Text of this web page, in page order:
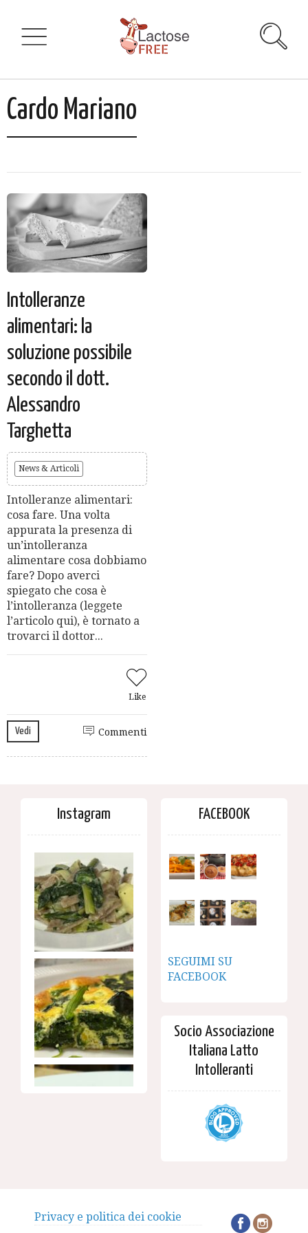
Cardo Mariano
Intolleranze
alimentari: la
soluzione possibile
secondo il dott.
Alessandro
Targhetta
News & Articoli
Intolleranze alimentari:
cosa fare. Una volta
appurata la presenza di
un’intolleranza
alimentare cosa dobbiamo
fare? Dopo averci
spiegato che cosa è
l’intolleranza (leggete
l’articolo qui), è tornato a
trovarci il dottor...
Like
Vedi Commenti
Instagram FACEBOOK
SEGUIMI SU
FACEBOOK
Socio Associazione
Italiana Latto
Intolleranti
Privacy e politica dei cookie